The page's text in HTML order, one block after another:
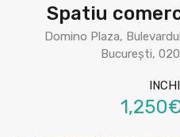
Spatiu
Domino Plaza,
București,